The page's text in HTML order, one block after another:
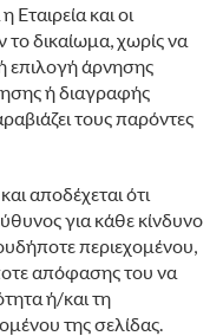
και οι
το δικαίωμα, χωρίς να
επιλογή άρνησης
ή διαγραφής
τους παρόντες
αποδέχεται ότι
για κάθε κίνδυνο
περιεχομένου,
απόφασης του να
ή/και τη
της σελίδας.